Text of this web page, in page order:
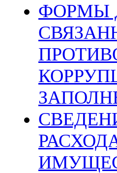
ФОРМЫ